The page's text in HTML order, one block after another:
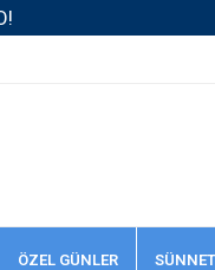
ÖZEL GÜNLER